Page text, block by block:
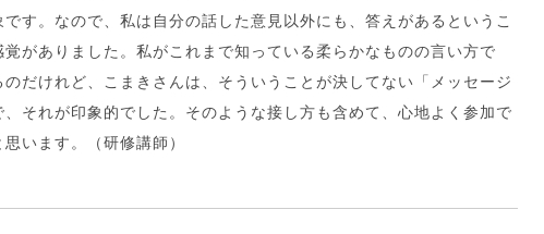
す。なので、私は自分の話した意見以外にも、答えがあるというこ
がありました。私がこれまで知っている柔らかなものの言い方で
だけれど、こまきさんは、そういうことが決してない「メッセージ
それが印象的でした。そのような接し方も含めて、心地よく参加で
います。（研修講師）